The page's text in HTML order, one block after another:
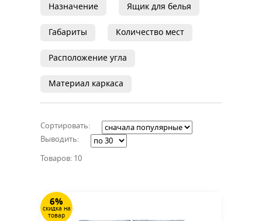
Назначение Ящик для белья
Габариты Количество мест
Расположение угла
Материал каркаса
Сортировать:
Выводить:
Товаров: 10
6%
скидка на
товар